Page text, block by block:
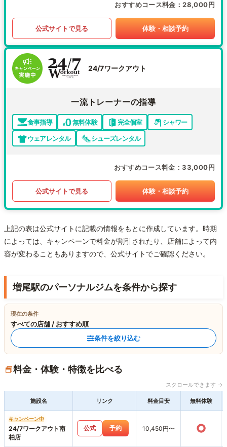
おすすめコース料金 28,000円
公式サイトで見る 体験・相談予約
24/7ワークアウト
一流トレーナーの指導
食事指導 無料体験 完全個室
シャワー
ウェアレンタル
シューズレンタル
おすすめコース料金 33,000円
公式サイトで見る 体験・相談予約
上記の表は公式サイトに記載の情報をもとに作成しています。時期
によっては、キャンペーンで料金が割引されたり、店舗によって内
容が変わることもありますので、公式サイトでご確認ください。
増尾駅のパーソナルジムを条件から探す
現在の条件
すべての店舗 / おすすめ順
条件を絞り込む
料金・体験・特徴を比べる
スクロールできます →
施設名 リンク 料金目安 無料体験
キャンペーン中
24/7ワークアウト南
柏店
公式 予約 10,450円〜 ○